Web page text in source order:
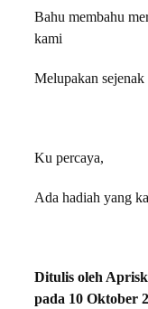
Bahu membahu
kami
Melupakan
Ku percaya,
Ada hadiah yang
Ditulis oleh
pada 10 Oktober